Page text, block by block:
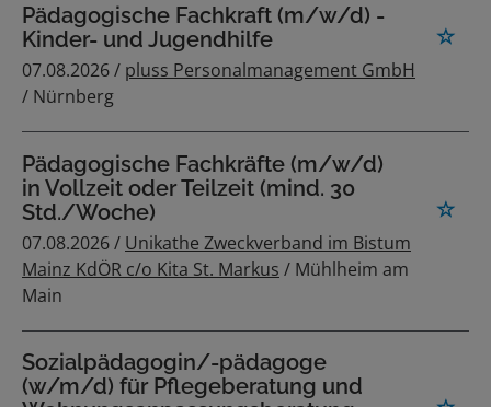
Pädagogische Fachkraft (m/w/d) -
Kinder- und Jugendhilfe
07.08.2026 / pluss Personalmanagement GmbH
/ Nürnberg
Pädagogische Fachkräfte (m/w/d)
in Vollzeit oder Teilzeit (mind. 30
Std./Woche)
07.08.2026 / Unikathe Zweckverband im Bistum
Mainz KdÖR c/o Kita St. Markus / Mühlheim am
Main
Sozialpädagogin/-pädagoge
(w/m/d) für Pflegeberatung und